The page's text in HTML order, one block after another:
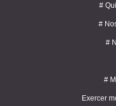
#
#
#
#
Exercer